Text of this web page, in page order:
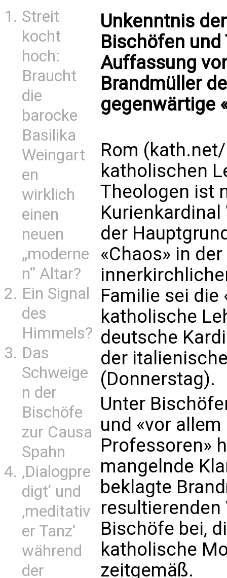
Streit
kocht
hoch:
Braucht
die
barocke
Basilika
Weingart
en
wirklich
einen
neuen
„moderne
n“ Altar?
Ein Signal
des
Himmels?
Das
Schweige
n der
Bischöfe
zur Causa
Spahn
‚Dialogpre
digt‘ und
‚meditativ
er Tanz’
während
der
Unkenntnis
Bischöfen
Auffassung
Brandmüller
gegenwärtige
Rom
katholischen
Theologen ist
der
«Chaos» in
Familie sei
katholische
deutsche
der
(Donnerstag).
Unter
und «vor
Professoren»
mangelnde
beklagte
Bischöfe bei,
katholische
zeitgemäß.